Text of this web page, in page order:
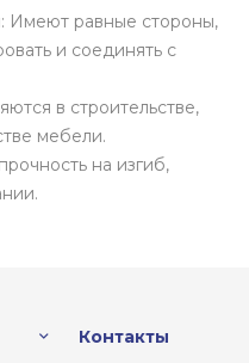
Имеют равные стороны,
и соединять с
в строительстве,
мебели.
на изгиб,
Контакты